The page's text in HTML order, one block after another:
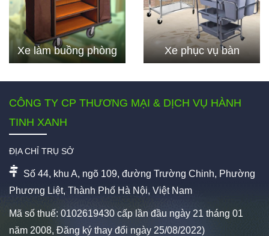
Xe làm buồng phòng Xe phục vụ bàn
CÔNG TY CP THƯƠNG MẠI & DỊCH VỤ HÀNH
TINH XANH
ĐỊA CHỈ TRỤ SỞ
Số 44, khu A, ngõ 109, đường Trường Chinh, Phường
Phương Liệt, Thành Phố Hà Nội, Việt Nam
Mã số thuế: 0102619430 cấp lần đầu ngày 21 tháng 01
năm 2008, Đăng ký thay đổi ngày 25/08/2022)